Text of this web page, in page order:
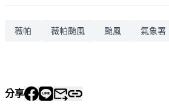
薇帕 薇帕颱風 颱風 氣象署
分享